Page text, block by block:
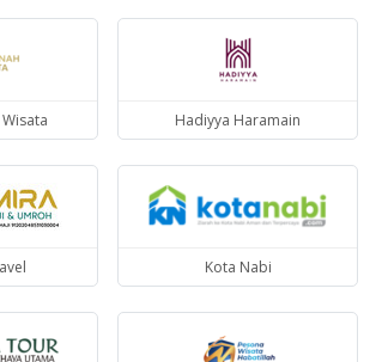
Hadiyya Haramain
Kota Nabi